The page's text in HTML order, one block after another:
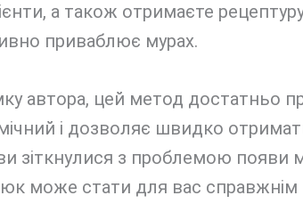
а також отримаєте
приваблює мурах.
автора, цей метод достатньо
і дозволяє швидко
зіткнулися з проблемою появи
може стати для вас справжнім